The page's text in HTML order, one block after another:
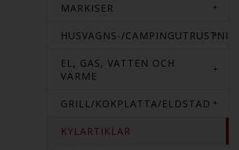
MARKISER
HUSVAGNS-/CAMPINGUTRUSTNING
EL, GAS, VATTEN OCH
VÄRME
GRILL/KOKPLATTA/ELDSTAD
KYLARTIKLAR